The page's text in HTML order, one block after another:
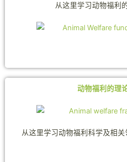
从这里学习动物福利
动物福利的理
从这里学习动物福利科学及相关